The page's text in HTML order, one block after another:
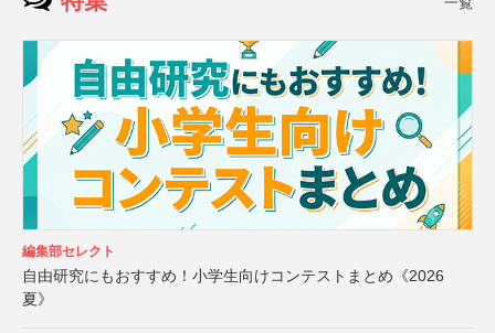
編集部セレクト
自由研究にもおすすめ！小学生向けコンテストまとめ《2026
夏》